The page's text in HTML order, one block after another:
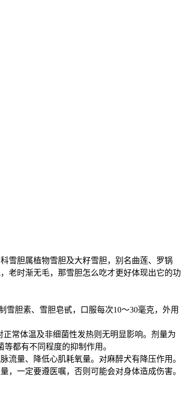
胆属植物雪胆及大籽雪胆，别名曲莲、罗锅
老时渐无毛，那雪胆怎么吃才更好体现出它的功
胆素、雪胆皂甙，口服每次10～30毫克，外用
常体温及非细菌性发热则无明显影响。剂量为
都有不同程度的抑制作用。
量、降低心肌耗氧量。对麻醉犬有降压作用。
，一定要遵医嘱，否则可能会对身体造成伤害。